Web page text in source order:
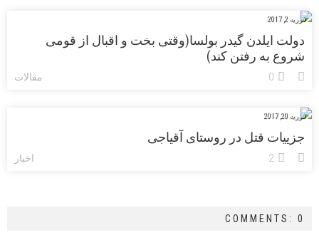
فوریه 2, 2017
دولت ایلدن گیدر بولسا(وقتی بخت و اقبال از قومی
شروع به رفتن کند)
مقالات 0
فوریه 20, 2017
جزییات قتل در روستای آقیاجی
اخبار 2
COMMENTS: 0